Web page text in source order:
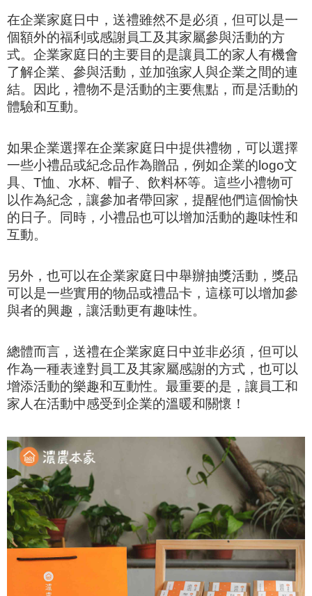
在企業家庭日中，送禮雖然不是必須，但可以是一
個額外的福利或感謝員工及其家屬參與活動的方
式。企業家庭日的主要目的是讓員工的家人有機會
了解企業、參與活動，並加強家人與企業之間的連
結。因此，禮物不是活動的主要焦點，而是活動的
體驗和互動。
如果企業選擇在企業家庭日中提供禮物，可以選擇
一些小禮品或紀念品作為贈品，例如企業的logo文
具、T恤、水杯、帽子、飲料杯等。這些小禮物可
以作為紀念，讓參加者帶回家，提醒他們這個愉快
的日子。同時，小禮品也可以增加活動的趣味性和
互動。
另外，也可以在企業家庭日中舉辦抽獎活動，獎品
可以是一些實用的物品或禮品卡，這樣可以增加參
與者的興趣，讓活動更有趣味性。
總體而言，送禮在企業家庭日中並非必須，但可以
作為一種表達對員工及其家屬感謝的方式，也可以
增添活動的樂趣和互動性。最重要的是，讓員工和
家人在活動中感受到企業的溫暖和關懷！